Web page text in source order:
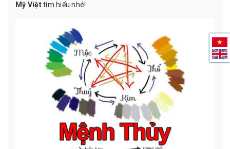
Mỹ Việttìm hiểu nhé!